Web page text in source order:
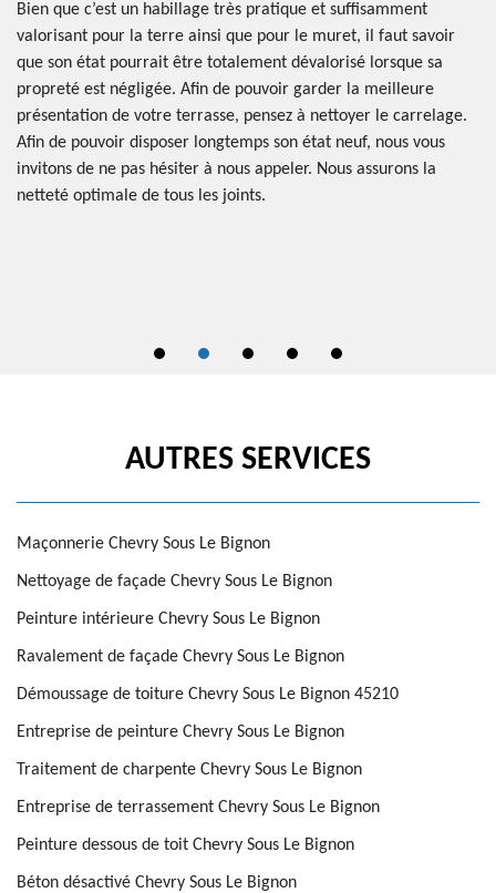
Bien que c’est un habillage très pratique et suffisamment
valorisant pour la terre ainsi que pour le muret, il faut savoir
que son état pourrait être totalement dévalorisé lorsque sa
propreté est négligée. Afin de pouvoir garder la meilleure
présentation de votre terrasse, pensez à nettoyer le carrelage.
Afin de pouvoir disposer longtemps son état neuf, nous vous
invitons de ne pas hésiter à nous appeler. Nous assurons la
netteté optimale de tous les joints.
AUTRES SERVICES
Maçonnerie Chevry Sous Le Bignon
Nettoyage de façade Chevry Sous Le Bignon
Peinture intérieure Chevry Sous Le Bignon
Ravalement de façade Chevry Sous Le Bignon
Démoussage de toiture Chevry Sous Le Bignon 45210
Entreprise de peinture Chevry Sous Le Bignon
Traitement de charpente Chevry Sous Le Bignon
Entreprise de terrassement Chevry Sous Le Bignon
Peinture dessous de toit Chevry Sous Le Bignon
Béton désactivé Chevry Sous Le Bignon